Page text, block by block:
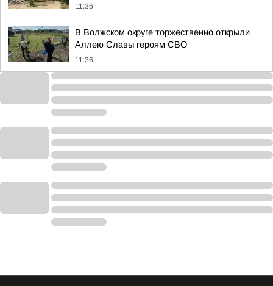
11:36
В Волжском округе торжественно открыли
Аллею Славы героям СВО
11:36